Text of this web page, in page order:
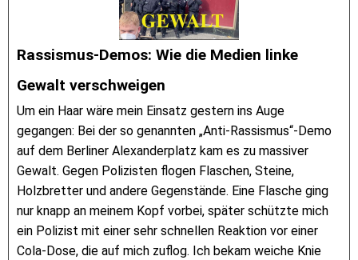
Rassismus-Demos: Wie die Medien linke
Gewalt verschweigen
Um ein Haar wäre mein Einsatz gestern ins Auge
gegangen: Bei der so genannten „Anti-Rassismus“-Demo
auf dem Berliner Alexanderplatz kam es zu massiver
Gewalt. Gegen Polizisten flogen Flaschen, Steine,
Holzbretter und andere Gegenstände. Eine Flasche ging
nur knapp an meinem Kopf vorbei, später schützte mich
ein Polizist mit einer sehr schnellen Reaktion vor einer
Cola-Dose, die auf mich zuflog. Ich bekam weiche Knie